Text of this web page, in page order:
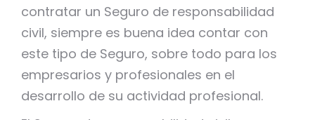
contratar un Seguro de responsabilidad
civil, siempre es buena idea contar con
este tipo de Seguro, sobre todo para los
empresarios y profesionales en el
desarrollo de su actividad profesional.